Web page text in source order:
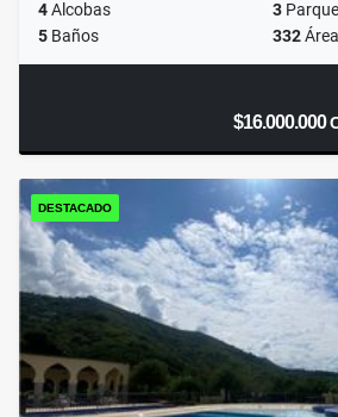
4Alcobas 3
5 Baños 332
$16.000.000
DESTACADO